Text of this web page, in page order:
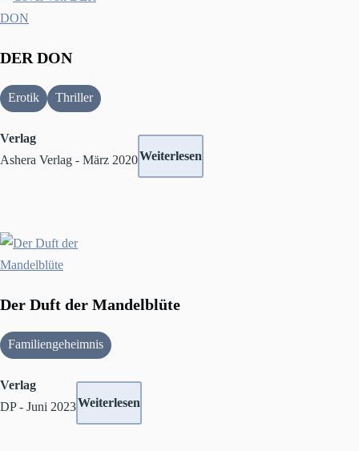
DER DON
Erotik Thriller
Verlag
Ashera Verlag - März 2020Weiterlesen
Der Duft der Mandelblüte
Familiengeheimnis
Verlag
DP - Juni 2023Weiterlesen